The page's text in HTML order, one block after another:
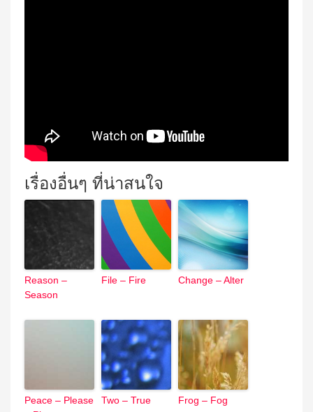
เรื่องอื่นๆ ที่น่าสนใจ
Reason –
Season
File – Fire Change – Alter
Peace – Please
Two – True Frog – Fog